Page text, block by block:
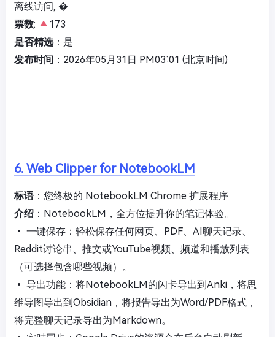
离线访问, �
票数:
173
是否精选：是
发布时间 ：2026年05月31日 PM03:01 (北京时间)
6. Web Clipper for NotebookLM
标语：您终极的 NotebookLM Chrome 扩展程序
介绍 ：NotebookLM，全方位提升你的笔记体验。
• 一键保存：轻松保存任何网页、PDF、AI聊天记录、
Reddit讨论串、推文或YouTube视频、频道和播放列表
（可选择包含哪些视频）。
• 导出功能：将NotebookLM的闪卡导出到Anki，将思
维导图导出到Obsidian，将报告导出为Word/PDF格式，
将完整聊天记录导出为Markdown。